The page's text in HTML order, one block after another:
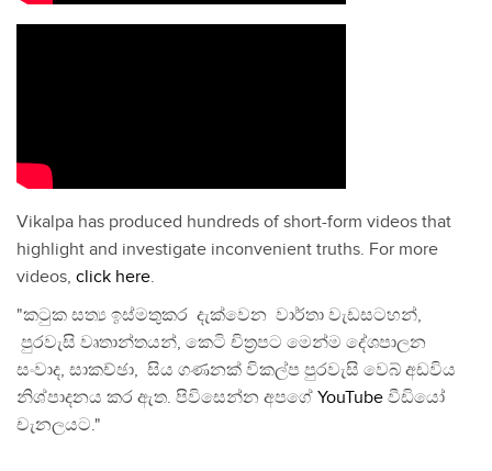
Vikalpa has produced hundreds of short-form videos that
highlight and investigate inconvenient truths. For more
videos, click here.
"කටුක සත්‍ය ඉස්මතුකර දැක්වෙන වාර්තා වැඩසටහන්,
පුරවැසි වෘතාන්තයන්, කෙටි චිත්‍රපට මෙන්ම දේශපාලන
සංවාද, සාකච්ඡා, සිය ගණනක් විකල්ප පුරවැසි වෙබ් අඩවිය
නිශ්පාදනය කර ඇත. පිවිසෙන්න අපගේ YouTube වීඩියෝ
චැනලයට."